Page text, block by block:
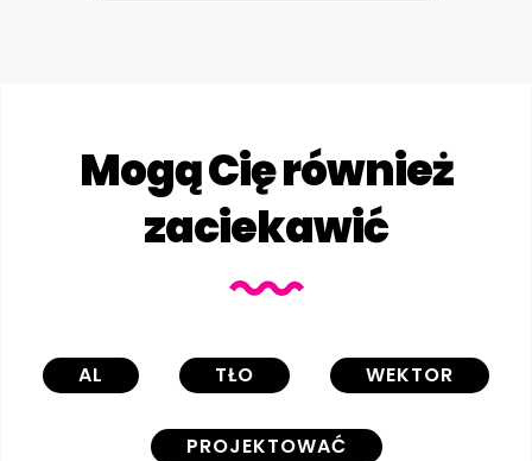
Mogą Cię również
zaciekawić
AL TŁO WEKTOR
PROJEKTOWAĆ